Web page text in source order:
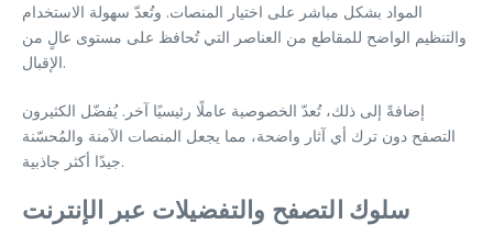
المواد بشكل مباشر على اختيار المنصات. وتُعدّ سهولة الاستخدام
والتنظيم الواضح للمقاطع من العناصر التي تُحافظ على مستوى عالٍ من
الإقبال.
إضافةً إلى ذلك، تُعدّ الخصوصية عاملًا رئيسيًا آخر. يُفضّل الكثيرون
التصفح دون ترك أي آثار واضحة، مما يجعل المنصات الآمنة والمُحسّنة
جيدًا أكثر جاذبية.
سلوك التصفح والتفضيلات عبر الإنترنت